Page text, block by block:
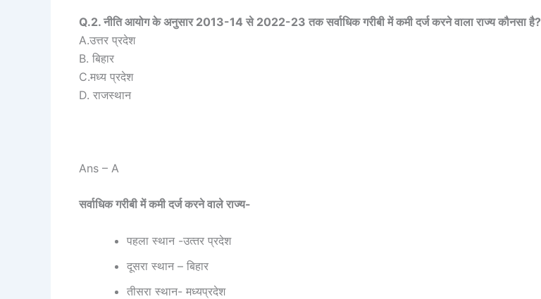
Q.2. नीति आयोग के अनुसार 2013-14 से 2022-23 तक सर्वाधिक गरीबी में कमी दर्ज करने वाला राज्य कौनसा है?
A.उत्तर प्रदेश
B. बिहार
C.मध्‍य प्रदेश
D. राजस्थान
Ans – A
सर्वाधिक गरीबी में कमी दर्ज करने वाले राज्य-
पहला स्थान -उत्‍तर प्रदेश
दूसरा स्थान – बिहार
तीसरा स्थान- मध्यप्रदेश